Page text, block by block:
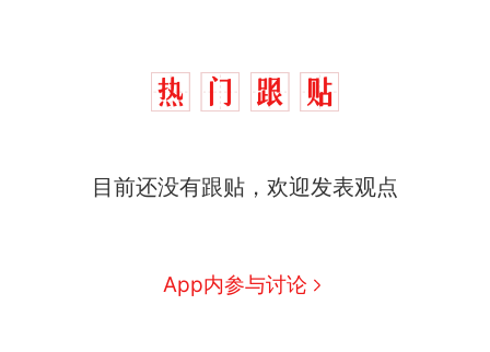
目前还没有跟贴，欢迎发表观点
App内参与讨论
热
十多万人报名的考试，成绩
家，刚改国名，总统就邀请中
了……
视频丨只要一枚命中就能让航
母瘫痪 轰-6J实力有多强？